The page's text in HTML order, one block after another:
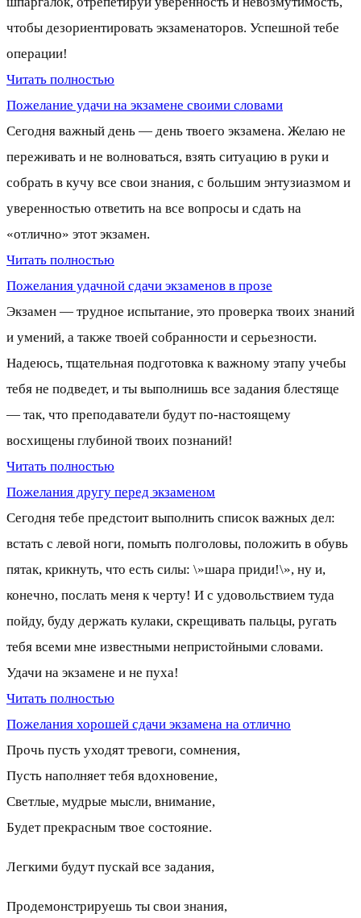
чтобы дезориентировать экзаменаторов. Успешной тебе
операции!
Читать полностью
Пожелание удачи на экзамене своими словами
Сегодня важный день — день твоего экзамена. Желаю не
переживать и не волноваться, взять ситуацию в руки и
собрать в кучу все свои знания, с большим энтузиазмом и
уверенностью ответить на все вопросы и сдать на
«отлично» этот экзамен.
Читать полностью
Пожелания удачной сдачи экзаменов в прозе
Экзамен — трудное испытание, это проверка твоих знаний
и умений, а также твоей собранности и серьезности.
Надеюсь, тщательная подготовка к важному этапу учебы
тебя не подведет, и ты выполнишь все задания блестяще
— так, что преподаватели будут по-настоящему
восхищены глубиной твоих познаний!
Читать полностью
Пожелания другу перед экзаменом
Сегодня тебе предстоит выполнить список важных дел:
встать с левой ноги, помыть полголовы, положить в обувь
пятак, крикнуть, что есть силы: \»шара приди!\», ну и,
конечно, послать меня к черту! И с удовольствием туда
пойду, буду держать кулаки, скрещивать пальцы, ругать
тебя всеми мне известными непристойными словами.
Удачи на экзамене и не пуха!
Читать полностью
Пожелания хорошей сдачи экзамена на отлично
Прочь пусть уходят тревоги, сомнения,
Пусть наполняет тебя вдохновение,
Светлые, мудрые мысли, внимание,
Будет прекрасным твое состояние.
Легкими будут пускай все задания,
Продемонстрируешь ты свои знания,